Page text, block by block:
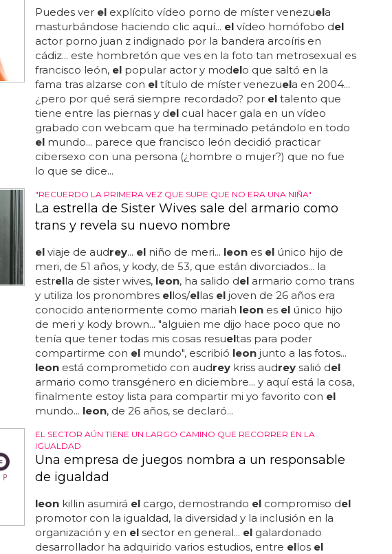
Puedes ver elexplícito vídeo porno de míster venezuela
masturbándose haciendo clic aquí... elvídeo homófobo del
actor porno juan z indignado por la bandera arcoíris en
cádiz... este hombretón que ves en la foto tan metrosexual es
francisco león, elpopular actor y modelo que saltó en la
fama tras alzarse con eltítulo de míster venezuela en 2004...
¿pero por qué será siempre recordado? por eltalento que
tiene entre las piernas y delcual hacer gala en un vídeo
grabado con webcam que ha terminado petándolo en todo
elmundo... parece que francisco león decidió practicar
cibersexo con una persona (¿hombre o mujer?) que no fue
lo que se dice...
"RECUERDO LA PRIMERA VEZ QUE SUPE QUE NO ERA UNA NIÑA"
La estrella de Sister Wives sale del armario como
trans y revela su nuevo nombre
elviaje de audrey... elniño de meri... leones elúnico hijo de
meri, de 51 años, y kody, de 53, que están divorciados... la
estrella de sister wives, leon, ha salido delarmario como trans
y utiliza los pronombres ellos/ellas eljoven de 26 años era
conocido anteriormente como mariah leones elúnico hijo
de meri y kody brown... "alguien me dijo hace poco que no
tenía que tener todas mis cosas resueltas para poder
compartirme con elmundo", escribió leonjunto a las fotos...
leonestá comprometido con audreykriss audreysalió del
armario como transgénero en diciembre... y aquí está la cosa,
finalmente estoy lista para compartir mi yo favorito con el
mundo... leon, de 26 años, se declaró...
EL SECTOR AÚN TIENE UN LARGO CAMINO QUE RECORRER EN LA
IGUALDAD
Una empresa de juegos nombra a un responsable
de igualdad
leonkillin asumirá elcargo, demostrando elcompromiso del
promotor con la igualdad, la diversidad y la inclusión en la
organización y en elsector en general... elgalardonado
desarrollador ha adquirido varios estudios, entre ellos el